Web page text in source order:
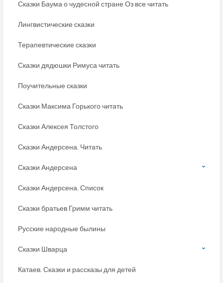
Сказки Баума о чудесной стране Оз все читать
Лингвистические сказки
Терапевтические сказки
Сказки дядюшки Римуса читать
Поучительные сказки
Сказки Максима Горького читать
Сказки Алексея Толстого
Сказки Андерсена. Читать
Сказки Андерсена
Сказки Андерсена. Список
Сказки братьев Гримм читать
Русские народные былины
Сказки Шварца
Катаев. Сказки и рассказы для детей